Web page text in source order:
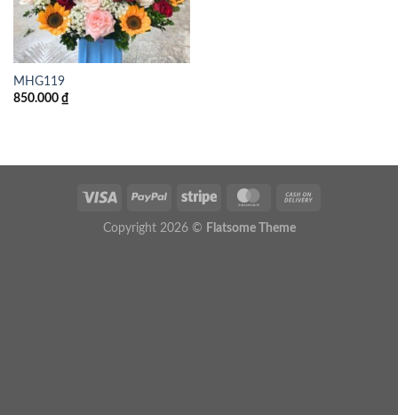
MHG119
850.000 ₫
Copyright 2026 © Flatsome Theme